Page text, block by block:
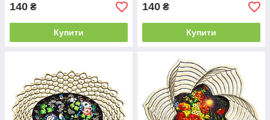
140 ₴
Купити
140 ₴
Купити